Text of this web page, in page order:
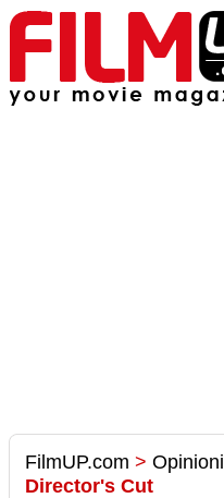
FilmUP.com > Opinioni
Director's Cut